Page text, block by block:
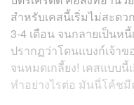
สำหรับเคสนี้เริ่มไม่สะดว
3-4 เดือน จนกลายเป็นห
ปรากฏว่าโดนแบงก์เจ้า
จนหมดเกลี้ยง! เคสแบบนี้
ทำอย่างไรต่อ มันนี่โค้ช